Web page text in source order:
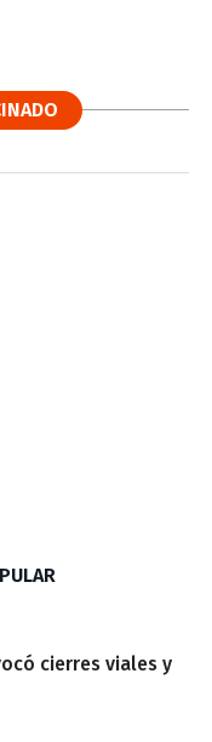
cierres viales y